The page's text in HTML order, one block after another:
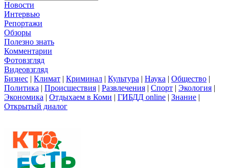
Новости
Интервью
Репортажи
Обзоры
Полезно знать
Комментарии
Фотовзгляд
Видеовзгляд
Бизнес | Климат | Криминал | Культура | Наука | Общество |
Политика | Происшествия | Развлечения | Спорт | Экология |
Экономика | Отдыхаем в Коми | ГИБДД online | Знание |
Открытый диалог